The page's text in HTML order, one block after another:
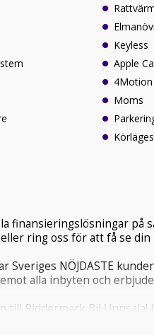
Keyless
Apple
4Motion
Moms
finansieringslösningar på
ring oss för att få se
Sveriges NÖJDASTE
alla inbyten och
till Riddermark Bil